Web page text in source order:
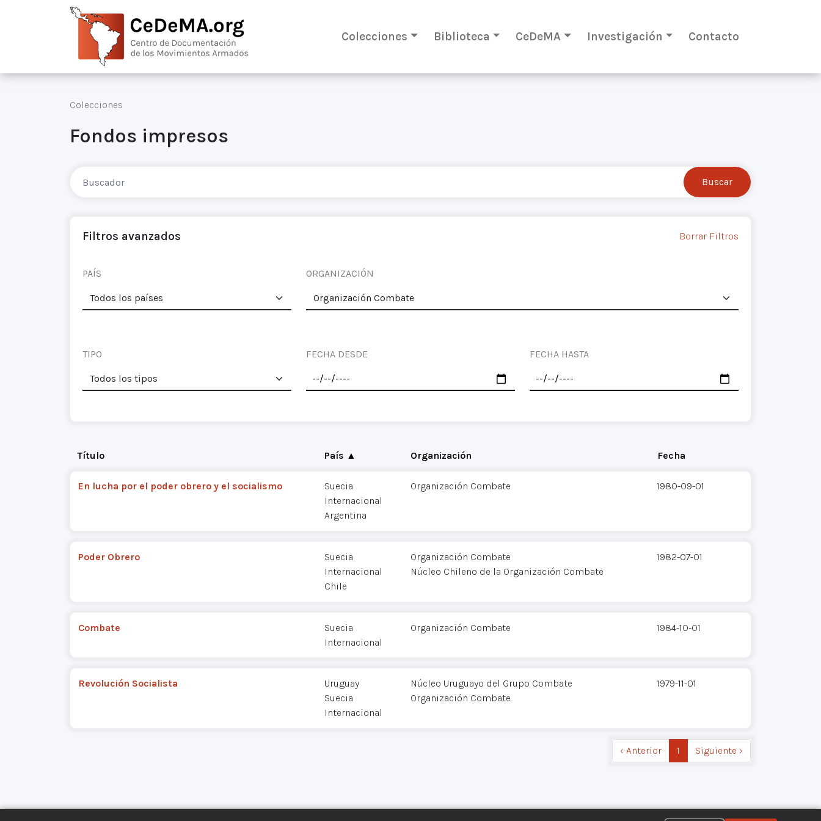
Colecciones Biblioteca CeDeMA Investigación Contacto
Colecciones
Fondos impresos
Filtros avanzados Borrar Filtros
PAÍS ORGANIZACIÓN
TIPO FECHA DESDE FECHA HASTA
Título País ▲ Organización Fecha
En lucha por el poder obrero y el socialismo
Suecia
Internacional
Argentina
Organización Combate 1980-09-01
Poder Obrero
Suecia
Internacional
Chile
Organización Combate
Núcleo Chileno de la Organización Combate
1982-07-01
Combate
Suecia
Internacional
Organización Combate 1984-10-01
Revolución Socialista
Uruguay
Suecia
Internacional
Núcleo Uruguayo del Grupo Combate
Organización Combate
1979-11-01
‹ Anterior 1 Siguiente ›